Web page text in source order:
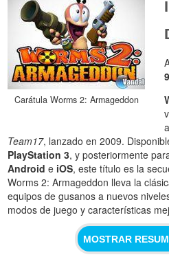
Carátula Worms 2: Armageddon
Team17, lanzado en 2009.
PlayStation 3, y posteriormente
Android e iOS, este título es la
Worms 2: Armageddon lleva la
equipos de gusanos a nuevos
modos de juego y características
MOSTRAR